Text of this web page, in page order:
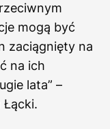
mogą być
zaciągnięty na
na ich
lata” –
Łącki.